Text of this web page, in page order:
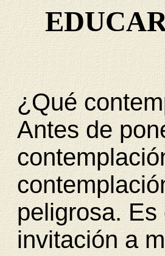
¿Qué
Antes de
peligrosa.
invitación a